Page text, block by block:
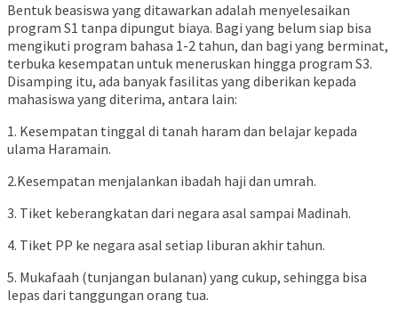
Bentuk beasiswa yang ditawarkan adalah menyelesaikan
program S1 tanpa dipungut biaya. Bagi yang belum siap bisa
mengikuti program bahasa 1-2 tahun, dan bagi yang berminat,
terbuka kesempatan untuk meneruskan hingga program S3.
Disamping itu, ada banyak fasilitas yang diberikan kepada
mahasiswa yang diterima, antara lain:
1. Kesempatan tinggal di tanah haram dan belajar kepada
ulama Haramain.
2.Kesempatan menjalankan ibadah haji dan umrah.
3. Tiket keberangkatan dari negara asal sampai Madinah.
4. Tiket PP ke negara asal setiap liburan akhir tahun.
5. Mukafaah (tunjangan bulanan) yang cukup, sehingga bisa
lepas dari tanggungan orang tua.